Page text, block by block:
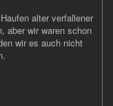
alter verfallener
aber wir waren schon
wir es auch nicht